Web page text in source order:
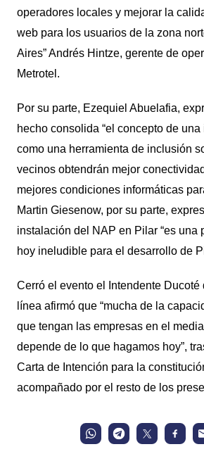
operadores locales y mejorar la
web para los usuarios de la zona
Aires” Andrés Hintze, gerente de
Metrotel.
Por su parte, Ezequiel Abuelafia,
hecho consolida “el concepto de
como una herramienta de inclusión
vecinos obtendrán mejor
mejores condiciones informáticas
Martin Giesenow, por su parte,
instalación del NAP en Pilar “es una
hoy ineludible para el desarrollo de
Cerró el evento el Intendente Ducoté
línea afirmó que “mucha de la
que tengan las empresas en el
depende de lo que hagamos hoy”,
Carta de Intención para la
acompañado por el resto de los